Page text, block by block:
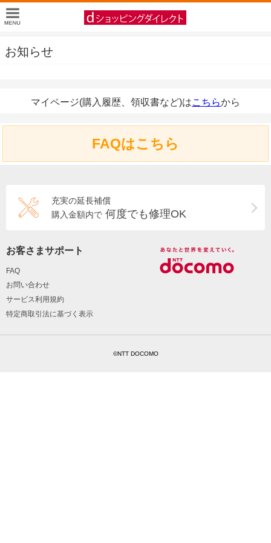
お知らせ
マイページ(購入履歴、領収書など)はこちらから
FAQはこちら
充実の延長補償
購入金額内で 何度でも修理OK
お客さまサポート
FAQ
お問い合わせ
サービス利用規約
特定商取引法に基づく表示
©NTT DOCOMO